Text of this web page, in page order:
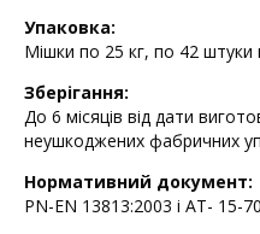
Упаковка:
Мішки по 25 кг, по 42 штуки
Зберігання:
До 6 місяців від дати
неушкоджених фабричних
Нормативний документ:
PN-EN 13813:2003 і АТ- 15-